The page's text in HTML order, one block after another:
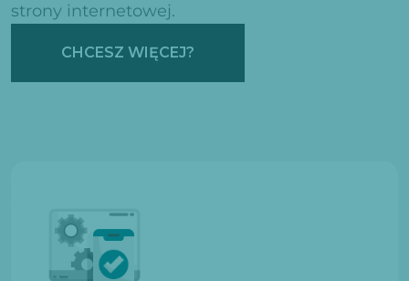
strony internetowej.
CHCESZ WIĘCEJ?